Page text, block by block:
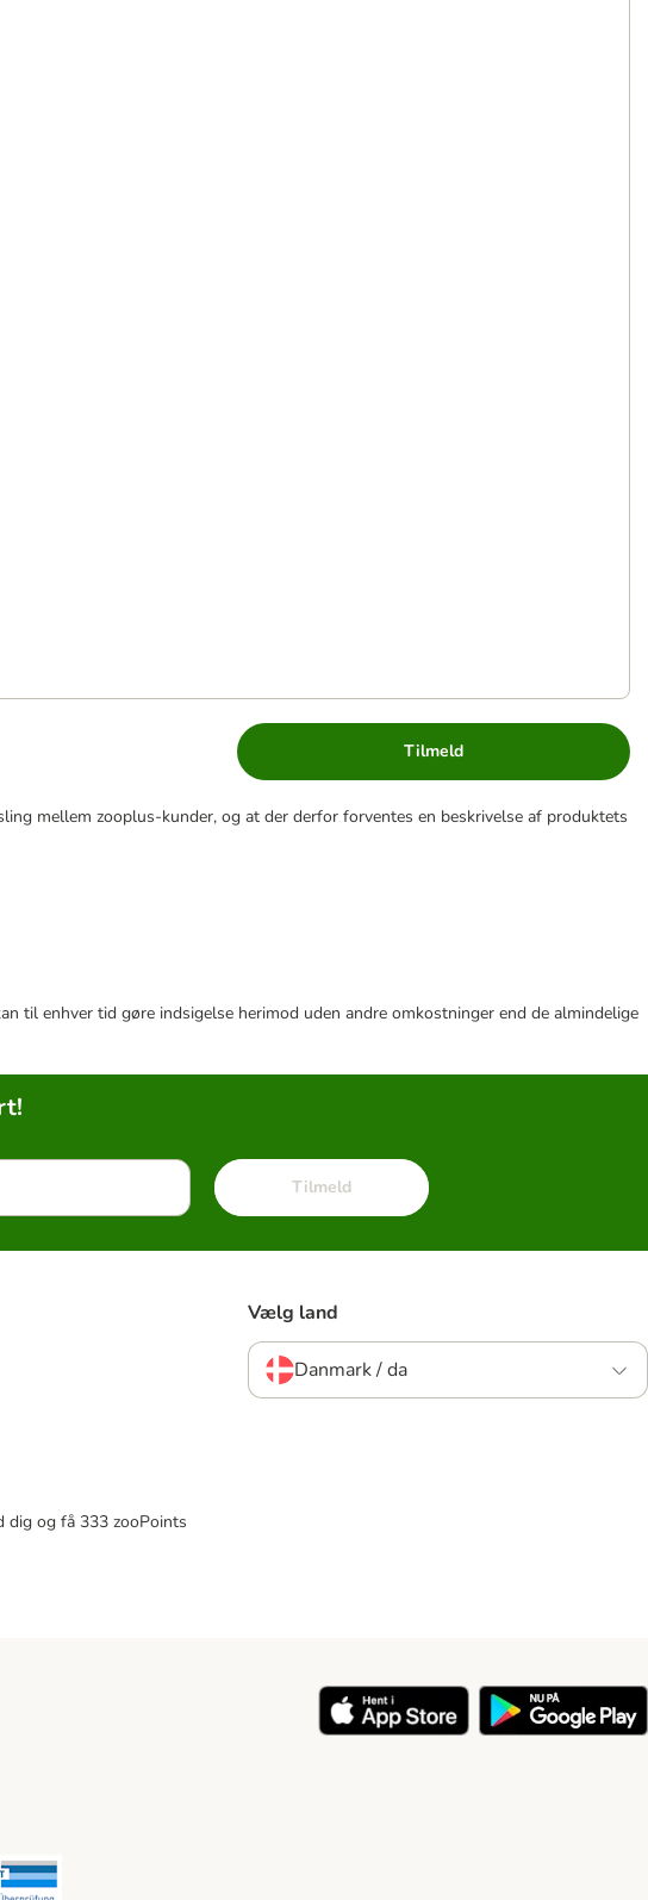
Tilmeld
mellem zooplus-kunder, og at der derfor forventes en beskrivelse af produktets
til enhver tid gøre indsigelse herimod uden andre omkostninger end de almindelige
Tilmeld
dig og få 333 zooPoints
Vælg land
Danmark / da